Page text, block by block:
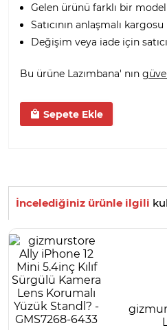
Gelen ürünü farklı bir
Satıcının anlaşmalı
Değişim veya iade için
Bu ürüne Lazımbana' nın
Sepete Ekle
İncelediğiniz ürünle ilgili